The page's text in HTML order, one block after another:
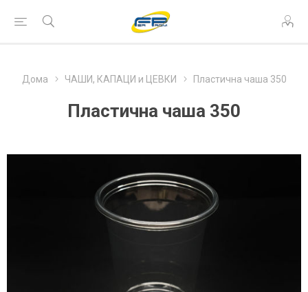
Дома ЧАШИ, КАПАЦИ и ЦЕВКИ Пластична чаша 350
Пластична чаша 350